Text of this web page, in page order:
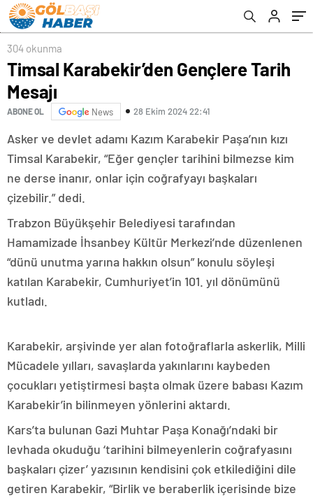
304 okunma
Timsal Karabekir’den Gençlere Tarih
Mesajı
ABONE OL News 28 Ekim 2024 22:41
Asker ve devlet adamı Kazım Karabekir Paşa’nın kızı
Timsal Karabekir, “Eğer gençler tarihini bilmezse kim
ne derse inanır, onlar için coğrafyayı başkaları
çizebilir.” dedi.
Trabzon Büyükşehir Belediyesi tarafından
Hamamizade İhsanbey Kültür Merkezi’nde düzenlenen
“dünü unutma yarına hakkın olsun” konulu söyleşi
katılan Karabekir, Cumhuriyet’in 101. yıl dönümünü
kutladı.
Karabekir, arşivinde yer alan fotoğraflarla askerlik, Milli
Mücadele yılları, savaşlarda yakınlarını kaybeden
çocukları yetiştirmesi başta olmak üzere babası Kazım
Karabekir’in bilinmeyen yönlerini aktardı.
Kars’ta bulunan Gazi Muhtar Paşa Konağı’ndaki bir
levhada okuduğu ‘tarihini bilmeyenlerin coğrafyasını
başkaları çizer’ yazısının kendisini çok etkilediğini dile
getiren Karabekir, “Birlik ve beraberlik içerisinde bize